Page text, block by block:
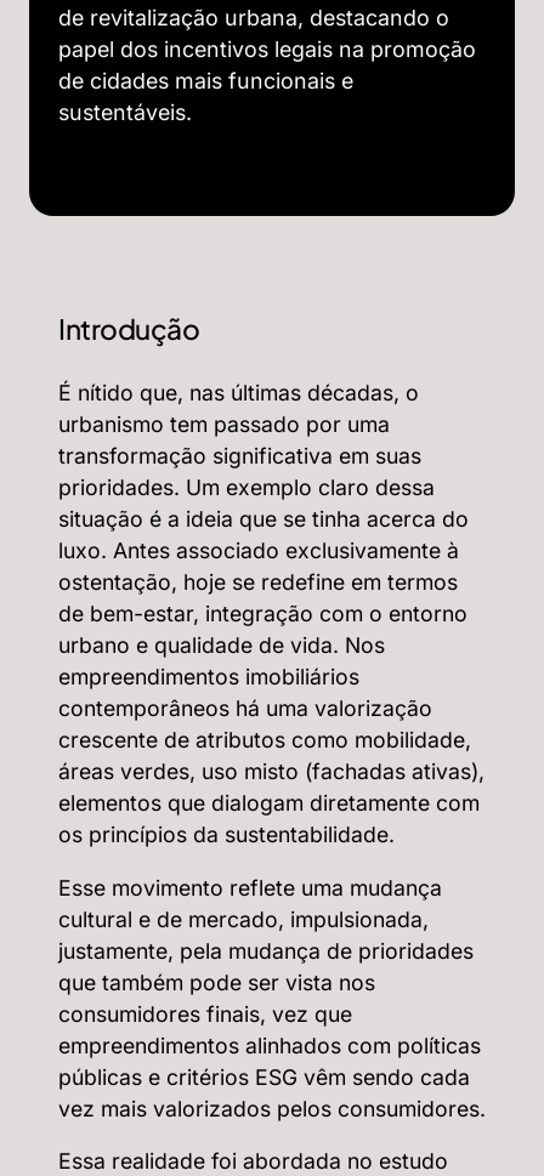
de revitalização urbana, destacando o
papel dos incentivos legais na promoção
de cidades mais funcionais e
sustentáveis.
Introdução
É nítido que, nas últimas décadas, o
urbanismo tem passado por uma
transformação significativa em suas
prioridades. Um exemplo claro dessa
situação é a ideia que se tinha acerca do
luxo. Antes associado exclusivamente à
ostentação, hoje se redefine em termos
de bem-estar, integração com o entorno
urbano e qualidade de vida. Nos
empreendimentos imobiliários
contemporâneos há uma valorização
crescente de atributos como mobilidade,
áreas verdes, uso misto (fachadas ativas),
elementos que dialogam diretamente com
os princípios da sustentabilidade.
Esse movimento reflete uma mudança
cultural e de mercado, impulsionada,
justamente, pela mudança de prioridades
que também pode ser vista nos
consumidores finais, vez que
empreendimentos alinhados com políticas
públicas e critérios ESG vêm sendo cada
vez mais valorizados pelos consumidores.
Essa realidade foi abordada no estudo